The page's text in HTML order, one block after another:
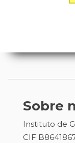
Sobre
Instituto de
CIF